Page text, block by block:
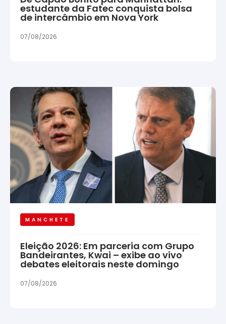
estudante da Fatec conquista bolsa
de intercâmbio em Nova York
07/08/2026
MANCHETE
Eleição 2026: Em parceria com Grupo
Bandeirantes, Kwai – exibe ao vivo
debates eleitorais neste domingo
07/08/2026